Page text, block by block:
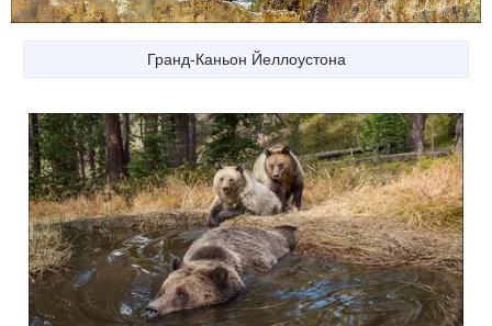
Гранд-Каньон Йеллоустона